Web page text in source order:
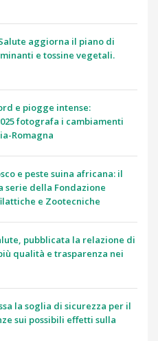
aggiorna il piano di
e tossine vegetali.
e piogge intense:
fotografa i cambiamenti
Romagna
e peste suina africana: il
serie della Fondazione
e Zootecniche
pubblicata la relazione di
qualità e trasparenza nei
la soglia di sicurezza per il
sui possibili effetti sulla